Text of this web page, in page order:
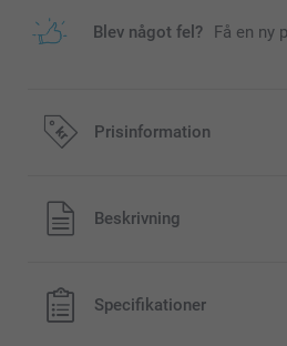
Blev något fel? Få en ny
Prisinformation
Alla priser är i svenska kronor
exklusive porto.
Beskrivning
Specifikationer